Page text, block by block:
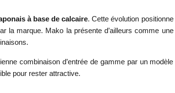
à base de calcaire. Cette évolution positionne
la marque. Mako la présente d’ailleurs comme une
combinaison d’entrée de gamme par un modèle
pour rester attractive.